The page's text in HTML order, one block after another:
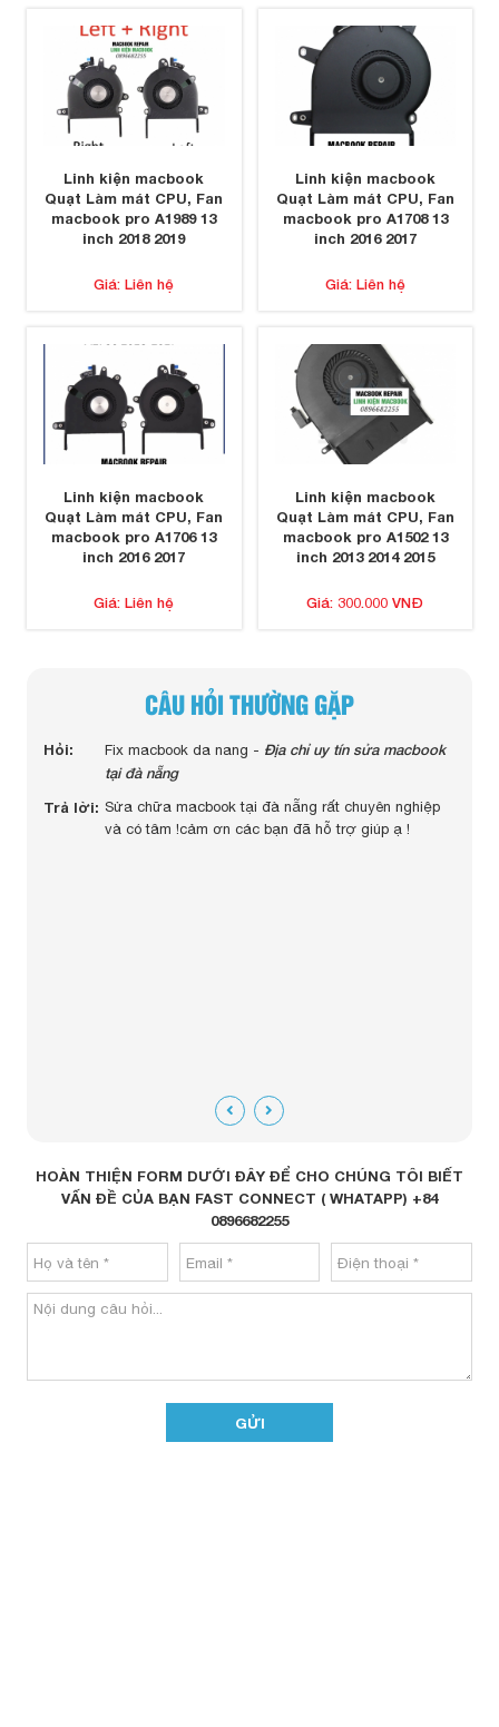
Linh kiện macbook
Quạt Làm mát CPU, Fan
macbook pro A1989 13
inch 2018 2019
Giá: Liên hệ
Linh kiện macbook
Quạt Làm mát CPU, Fan
macbook pro A1708 13
inch 2016 2017
Giá: Liên hệ
Linh kiện macbook
Quạt Làm mát CPU, Fan
macbook pro A1706 13
inch 2016 2017
Giá: Liên hệ
Linh kiện macbook
Quạt Làm mát CPU, Fan
macbook pro A1502 13
inch 2013 2014 2015
Giá: 300.000 VNĐ
CÂU HỎI THƯỜNG GẶP
Hỏi: Fix macbook da nang - Địa chỉ uy tín sửa macbook
tại đà nẵng
Trả lời: Sửa chữa macbook tại đà nẵng rất chuyên nghiệp
và có tâm !cảm ơn các bạn đã hỗ trợ giúp ạ !
HOÀN THIỆN FORM DƯỚI ĐÂY ĐỂ CHO CHÚNG TÔI BIẾT
VẤN ĐỀ CỦA BẠN FAST CONNECT ( WHATAPP) +84
0896682255